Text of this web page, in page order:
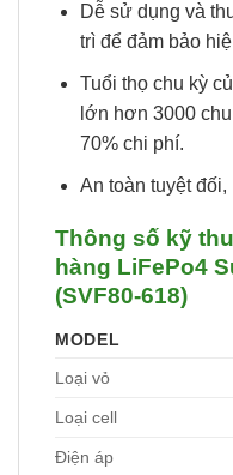
Dễ sử dụng và
trì để đảm bảo
Tuổi thọ chu kỳ
lớn hơn 3000
70% chi phí.
An toàn tuyệt
Thông số kỹ
hàng LiFePo4
(SVF80-618)
MODEL
Loại vỏ
Loại cell
Điện áp